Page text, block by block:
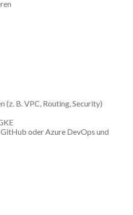
B. VPC, Routing, Security)
oder Azure DevOps und